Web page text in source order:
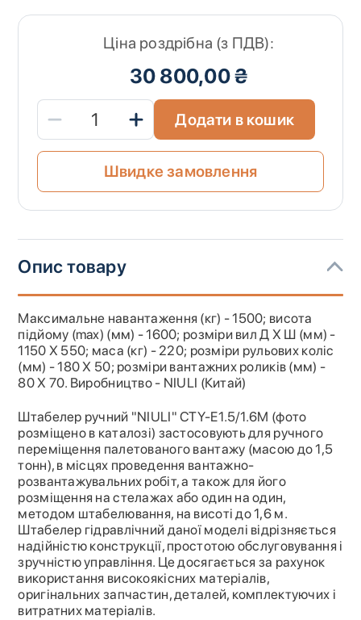
Ціна роздрібна (з ПДВ):
30 800,00 ₴
Додати в кошик
Швидке замовлення
Опис товару
Максимальне навантаження (кг) - 1500; висота
підйому (max) (мм) - 1600; розміри вил Д Х Ш (мм) -
1150 Х 550; маса (кг) - 220; розміри рульових коліс
(мм) - 180 Х 50; розміри вантажних роликів (мм) -
80 Х 70. Виробництво - NIULI (Китай)
Штабелер ручний "NIULI" CTY-E1.5/1.6M (фото
розміщено в каталозі) застосовують для ручного
переміщення палетованого вантажу (масою до 1,5
тонн), в місцях проведення вантажно-
розвантажувальних робіт, а також для його
розміщення на стелажах або один на один,
методом штабелювання, на висоті до 1,6 м.
Штабелер гідравлічний даної моделі відрізняється
надійністю конструкції, простотою обслуговування і
зручністю управління. Це досягається за рахунок
використання високоякісних матеріалів,
оригінальних запчастин, деталей, комплектуючих і
витратних матеріалів.